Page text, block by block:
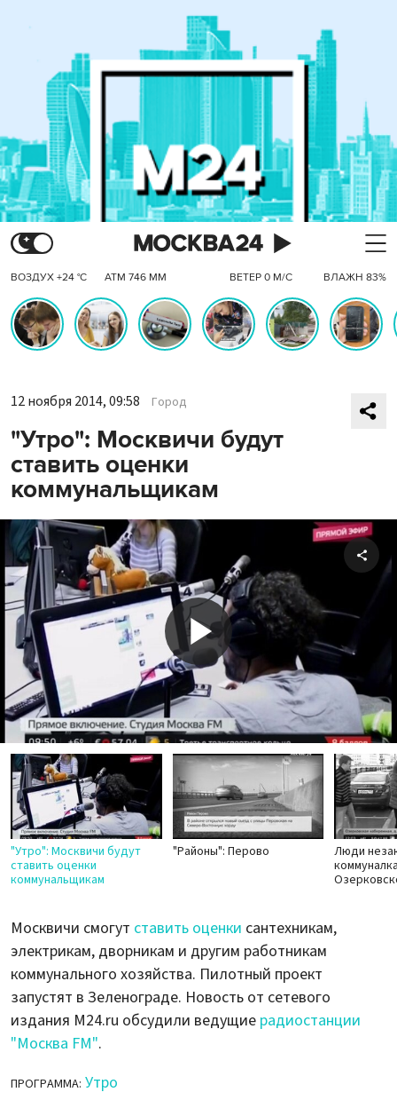
ВОЗДУХ +24 °C АТМ 746 ММ ВЕТЕР 0 М/С ВЛАЖН 83%
12 ноября 2014, 09:58 Город
"Утро": Москвичи будут
ставить оценки
коммунальщикам
Play
Video
"Утро": Москвичи будут
ставить оценки
коммунальщикам
"Районы": Перово
Люди
Москвичи смогут ставить оценки сантехникам,
электрикам, дворникам и другим работникам
коммунального хозяйства. Пилотный проект
запустят в Зеленограде. Новость от сетевого
издания M24.ru обсудили ведущие радиостанции
"Москва FM".
ПРОГРАММА: Утро